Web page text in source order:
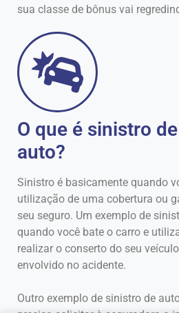
sua classe de bônus vai
O que é sinistro
auto?
Sinistro é basicamente quando
utilização de uma cobertura ou
seu seguro. Um exemplo de
quando você bate o carro e
realizar o conserto do seu
envolvido no acidente.
Outro exemplo de sinistro de